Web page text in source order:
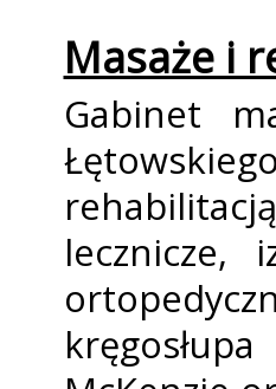
Masaże i
Gabinet
lecznicze,